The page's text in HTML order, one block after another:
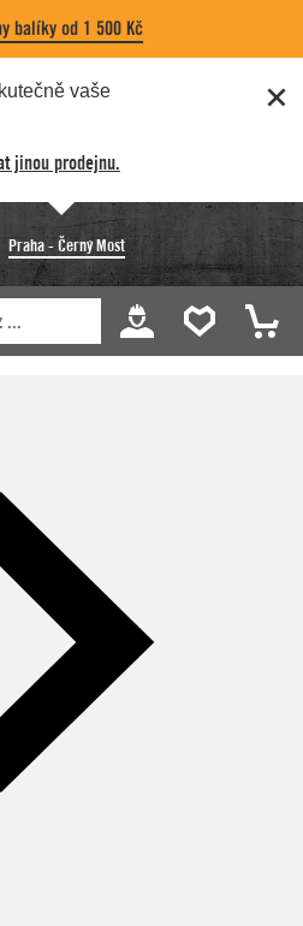
balíky od 1 500 Kč
vaše
jinou prodejnu.
Praha - Černý Most